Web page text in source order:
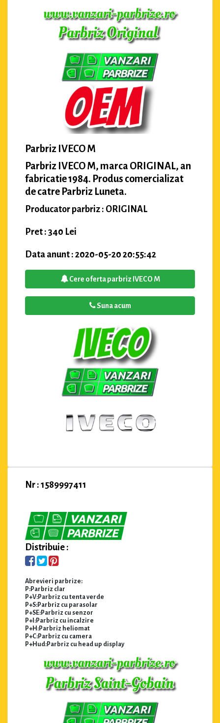
Parbriz IVECO M
Parbriz IVECO M, marca ORIGINAL, an
fabricatie 1984. Produs comercializat
de catre Parbriz Luneta.
Producator parbriz : ORIGINAL
Pret : 340 Lei
Data anunt : 2020-05-20 20:55:42
Cere oferta parbriz IVECO M
Suna acum
Nr : 1589997411
Distribuie :
Abrevieri parbrize:
P:Parbriz clar
P+V:Parbriz cu tenta verde
P+S:Parbriz cu parasolar
P+SE:Parbriz cu senzor
P+I:Parbriz cu incalzire
P+H:Parbriz heliomat
P+C:Parbriz cu camera
P+Hud:Parbriz cu head up display